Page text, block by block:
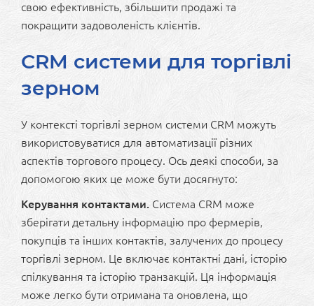
свою ефективність, збільшити продажі та
покращити задоволеність клієнтів.
CRM системи для торгівлі
зерном
У контексті торгівлі зерном системи CRM можуть
використовуватися для автоматизації різних
аспектів торгового процесу. Ось деякі способи, за
допомогою яких це може бути досягнуто:
Керування контактами. Система CRM може
зберігати детальну інформацію про фермерів,
покупців та інших контактів, залучених до процесу
торгівлі зерном. Це включає контактні дані, історію
спілкування та історію транзакцій. Ця інформація
може легко бути отримана та оновлена, що